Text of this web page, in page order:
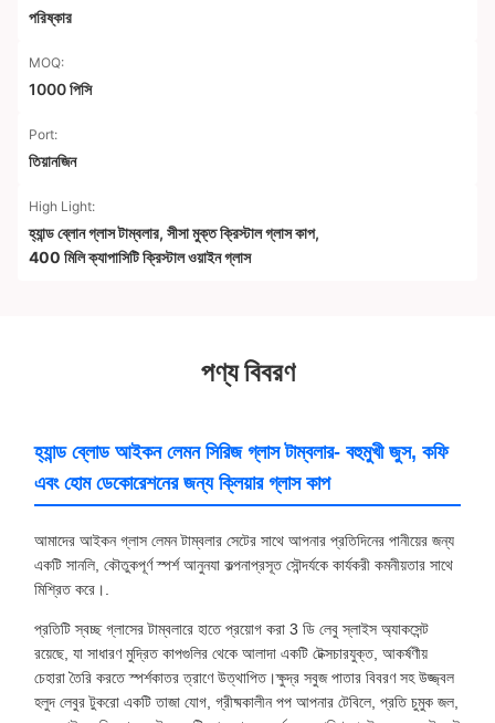
পরিষ্কার
MOQ:
1000 পিসি
Port:
তিয়ানজিন
High Light:
হ্যান্ড ব্লোন গ্লাস টাম্বলার, সীসা মুক্ত ক্রিস্টাল গ্লাস কাপ,
400 মিলি ক্যাপাসিটি ক্রিস্টাল ওয়াইন গ্লাস
পণ্য বিবরণ
হ্যান্ড ব্লোড আইকন লেমন সিরিজ গ্লাস টাম্বলার- বহুমুখী জুস, কফি
এবং হোম ডেকোরেশনের জন্য ক্লিয়ার গ্লাস কাপ
আমাদের আইকন গ্লাস লেমন টাম্বলার সেটের সাথে আপনার প্রতিদিনের পানীয়ের জন্য
একটি সানলি, কৌতুকপূর্ণ স্পর্শ আনুনযা কল্পনাপ্রসূত সৌন্দর্যকে কার্যকরী কমনীয়তার সাথে
মিশ্রিত করে।.
প্রতিটি স্বচ্ছ গ্লাসের টাম্বলারে হাতে প্রয়োগ করা 3 ডি লেবু স্লাইস অ্যাকসেন্ট
রয়েছে, যা সাধারণ মুদ্রিত কাপগুলির থেকে আলাদা একটি টেক্সচারযুক্ত, আকর্ষণীয়
চেহারা তৈরি করতে স্পর্শকাতর ত্রাণে উত্থাপিত।ক্ষুদ্র সবুজ পাতার বিবরণ সহ উজ্জ্বল
হলুদ লেবুর টুকরো একটি তাজা যোগ, গ্রীষ্মকালীন পপ আপনার টেবিলে, প্রতি চুমুক জল,